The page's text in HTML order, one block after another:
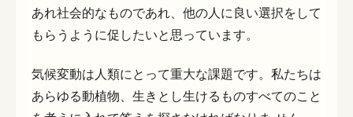
あれ社会的なものであれ、他の人に良い選択をして
もらうように促したいと思っています。
気候変動は人類にとって重大な課題です。私たちは
あらゆる動植物、生きとし生けるものすべてのこと